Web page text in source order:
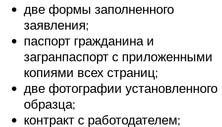
две формы заполненного
заявления;
паспорт гражданина и
загранпаспорт с приложенными
копиями всех страниц;
две фотографии установленного
образца;
контракт с работодателем;